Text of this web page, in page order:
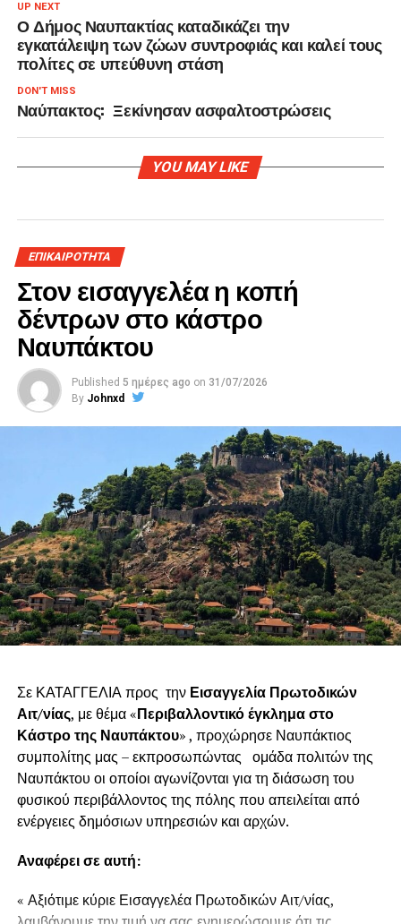
UP NEXT
Ο Δήμος Ναυπακτίας καταδικάζει την
εγκατάλειψη των ζώων συντροφιάς και καλεί τους
πολίτες σε υπεύθυνη στάση
DON'T MISS
Ναύπακτος: Ξεκίνησαν ασφαλτοστρώσεις
YOU MAY LIKE
ΕΠΙΚΑΙΡΟΤΗΤΑ
Στον εισαγγελέα η κοπή
δέντρων στο κάστρο
Ναυπάκτου
Published 5 ημέρες ago on 31/07/2026
By Johnxd
Σε ΚΑΤΑΓΓΕΛΙΑ προς την Εισαγγελία Πρωτοδικών
Αιτ/νίας, με θέμα «Περιβαλλοντικό έγκλημα στο
Κάστρο της Ναυπάκτου» , προχώρησε Ναυπάκτιος
συμπολίτης μας – εκπροσωπώντας ομάδα πολιτών της
Ναυπάκτου οι οποίοι αγωνίζονται για τη διάσωση του
φυσικού περιβάλλοντος της πόλης που απειλείται από
ενέργειες δημόσιων υπηρεσιών και αρχών.
Αναφέρει σε αυτή:
« Αξιότιμε κύριε Εισαγγελέα Πρωτοδικών Αιτ/νίας,